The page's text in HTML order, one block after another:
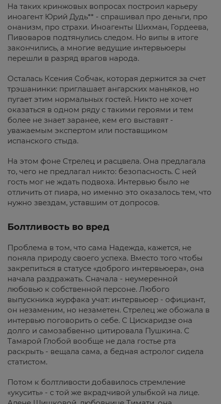
На таких кринжовых вопросах построил карьеру
иноагент Юрий Дудь** - спрашивал про деньги, про
онанизм, про страхи. Иноагенты Шихман, Гордеева,
Пивоваров подтянулись следом. Но випы в итоге
закончились, а многие ведущие интервьюеры
перешли в разряд врагов народа.
Осталась Ксения Собчак, которая держится за счет
трэшанинки: приглашает ангарских маньяков, но
пугает этим нормальных гостей. Никто не хочет
оказаться в одном ряду с такими героями и тем
более не знает заранее, кем его выставят -
уважаемым экспертом или поставщиком
испанского стыда.
На этом фоне Стрелец и расцвела. Она предлагала
то, чего не предлагал никто: безопасность. С ней
гость мог не ждать подвоха. Интервью было не
отличить от пиара, но именно это оказалось тем, что
нужно звездам, уставшим от допросов.
Болтливость во вред
Проблема в том, что сама Надежда, кажется, не
поняла природу своего успеха. Вместо того чтобы
закрепиться в статусе «доброго интервьюера», она
начала раздражать. Сначала - неумеренной
любовью к собственной персоне. Любого
выпускника журфака учат: интервьюер - официант,
он незаменим, но незаметен. Стрелец же обожала в
интервью поговорить о себе. С Цискаридзе она
долго и самозабвенно цитировала Пушкина. С
Тамарой Глобой вообще не дала гостье рта
раскрыть - вещала сама, а бедная астролог сидела
статистом.
Потом к болтливости добавилось стремление
«укусить» - с той же вкрадчивой улыбкой на лице.